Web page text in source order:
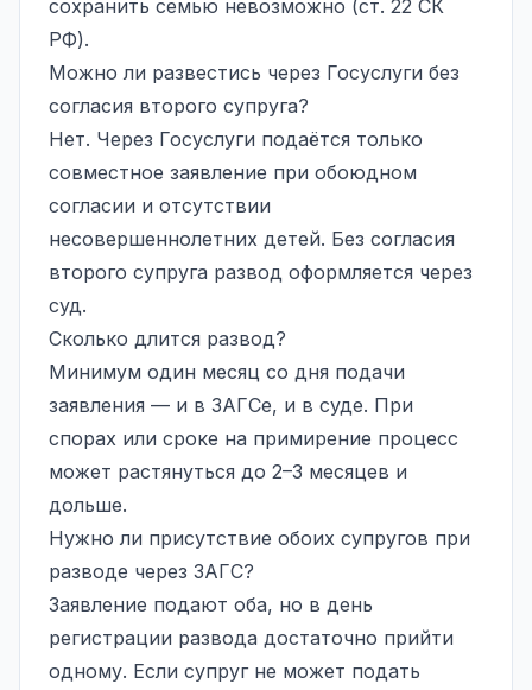
сохранить семью невозможно (ст. 22 СК
РФ).
Можно ли развестись через Госуслуги без
согласия второго супруга?
Нет. Через Госуслуги подаётся только
совместное заявление при обоюдном
согласии и отсутствии
несовершеннолетних детей. Без согласия
второго супруга развод оформляется через
суд.
Сколько длится развод?
Минимум один месяц со дня подачи
заявления — и в ЗАГСе, и в суде. При
спорах или сроке на примирение процесс
может растянуться до 2–3 месяцев и
дольше.
Нужно ли присутствие обоих супругов при
разводе через ЗАГС?
Заявление подают оба, но в день
регистрации развода достаточно прийти
одному. Если супруг не может подать